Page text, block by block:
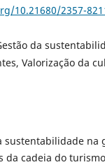
10.21680/2357-
da
Valorização da
sustentabilidade na
da cadeia do